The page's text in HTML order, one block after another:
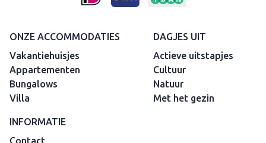
ONZE ACCOMMODATIES
Vakantiehuisjes
Appartementen
Bungalows
Villa
DAGJES UIT
Actieve uitstapjes
Cultuur
Natuur
Met het gezin
INFORMATIE
Contact